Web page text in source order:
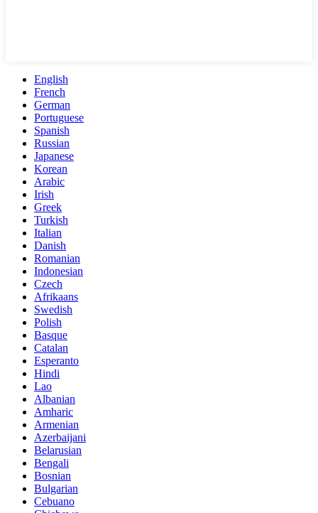
English
French
German
Portuguese
Spanish
Russian
Japanese
Korean
Arabic
Irish
Greek
Turkish
Italian
Danish
Romanian
Indonesian
Czech
Afrikaans
Swedish
Polish
Basque
Catalan
Esperanto
Hindi
Lao
Albanian
Amharic
Armenian
Azerbaijani
Belarusian
Bengali
Bosnian
Bulgarian
Cebuano